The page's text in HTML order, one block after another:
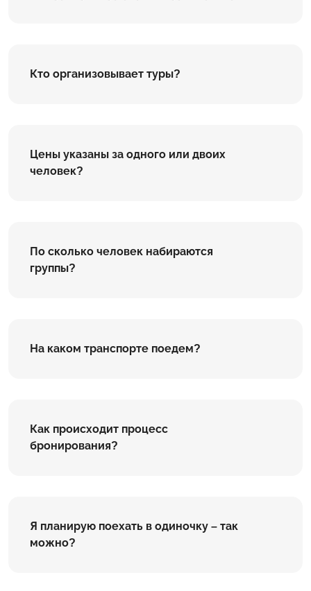
Кто организовывает туры?
Цены указаны за одного или двоих
человек?
По сколько человек набираются
группы?
На каком транспорте поедем?
Как происходит процесс
бронирования?
Я планирую поехать в одиночку – так
можно?